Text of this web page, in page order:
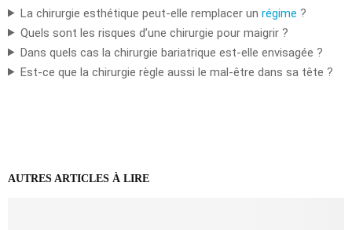
La chirurgie esthétique peut-elle remplacer un régime ?
Quels sont les risques d’une chirurgie pour maigrir ?
Dans quels cas la chirurgie bariatrique est-elle envisagée ?
Est-ce que la chirurgie règle aussi le mal-être dans sa tête ?
AUTRES ARTICLES À LIRE